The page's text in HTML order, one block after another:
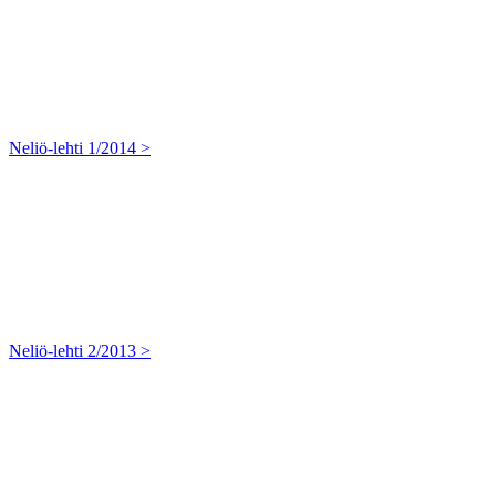
Neliö-lehti 1/2014 >
Neliö-lehti 2/2013 >